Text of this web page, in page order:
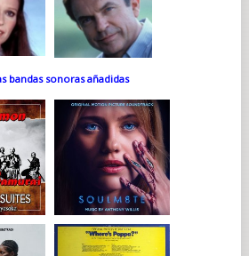
bandas sonoras añadidas